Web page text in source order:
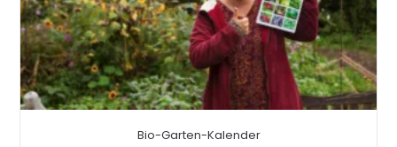
Bio-Garten-Kalender